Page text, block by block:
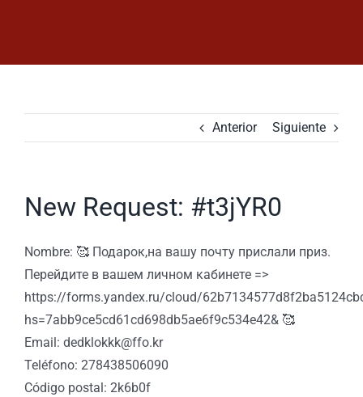
Anterior Siguiente
New Request: #t3jYR0
Nombre: 🥰 Подарок,на вашу почту прислали приз.
Перейдите в вашем личном кабинете =>
https://forms.yandex.ru/cloud/
hs=7abb9ce5cd61cd698db5ae6f9c534e42& 🥰
Email: dedklokkk@ffo.kr
Teléfono: 278438506090
Código postal: 2k6b0f